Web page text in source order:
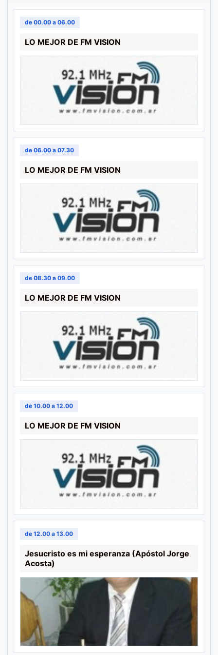
de 00.00 a 06.00
LO MEJOR DE FM VISION
de 06.00 a 07.30
LO MEJOR DE FM VISION
de 08.30 a 09.00
LO MEJOR DE FM VISION
de 10.00 a 12.00
LO MEJOR DE FM VISION
de 12.00 a 13.00
Jesucristo es mi esperanza (Apóstol Jorge
Acosta)